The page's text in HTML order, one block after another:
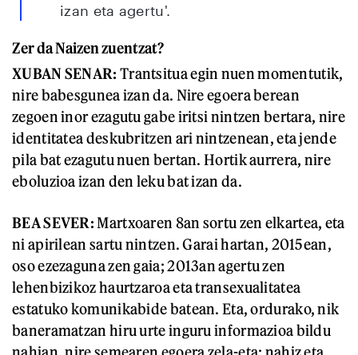
izan eta agertu'.
Zer da Naizen zuentzat?
XUBAN SENAR: Trantsitua egin nuen momentutik,
nire babesgunea izan da. Nire egoera berean
zegoen inor ezagutu gabe iritsi nintzen bertara, nire
identitatea deskubritzen ari nintzenean, eta jende
pila bat ezagutu nuen bertan. Hortik aurrera, nire
eboluzioa izan den leku bat izan da.
BEA SEVER:Martxoaren 8an sortu zen elkartea, eta
ni apirilean sartu nintzen. Garai hartan, 2015ean,
oso ezezaguna zen gaia; 2013an agertu zen
lehenbizikoz haurtzaroa eta transexualitatea
estatuko komunikabide batean. Eta, ordurako, nik
baneramatzan hiru urte inguru informazioa bildu